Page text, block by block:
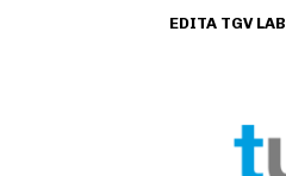
EDITA TGV LAB